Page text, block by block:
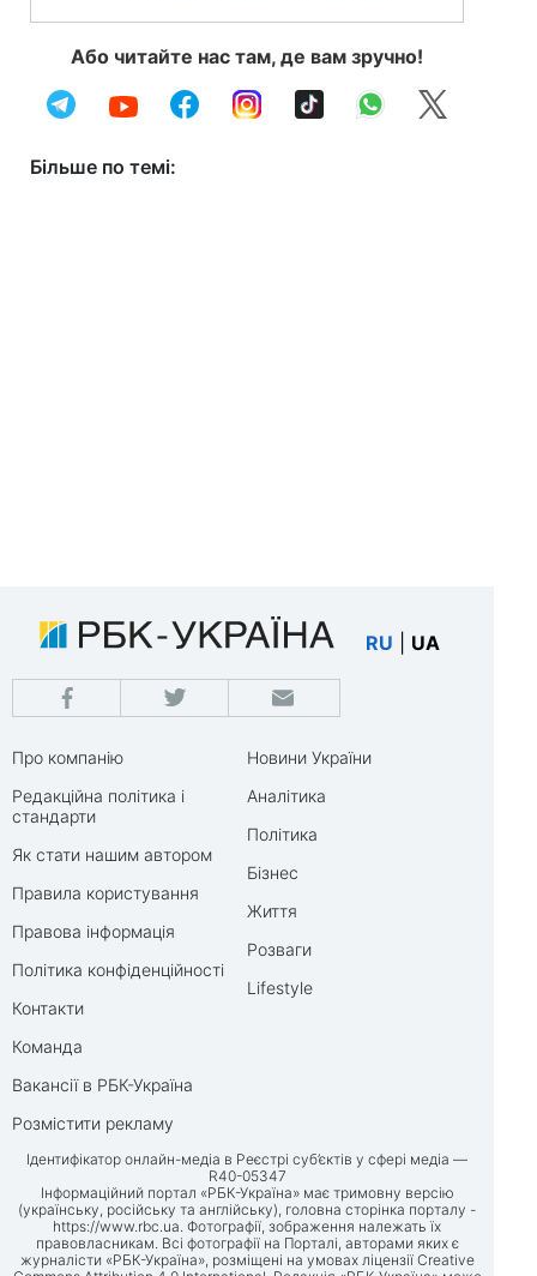
Або читайте нас там, де вам зручно!
Більше по темі:
RU UA
Про компанію
Редакційна політика і
стандарти
Як стати нашим автором
Правила користування
Правова інформація
Політика конфіденційності
Контакти
Команда
Вакансії в РБК-Україна
Розмістити рекламу
Новини України
Аналітика
Політика
Бізнес
Життя
Розваги
Lifestyle
Ідентифікатор онлайн-медіа в Реєстрі суб’єктів у сфері медіа —
R40-05347
Інформаційний портал «РБК-Україна» має тримовну версію
(українську, російську та англійську), головна сторінка порталу -
https://www.rbc.ua. Фотографії, зображення належать їх
правовласникам. Всі фотографії на Порталі, авторами яких є
журналісти «РБК-Україна», розміщені на умовах ліцензії Creative